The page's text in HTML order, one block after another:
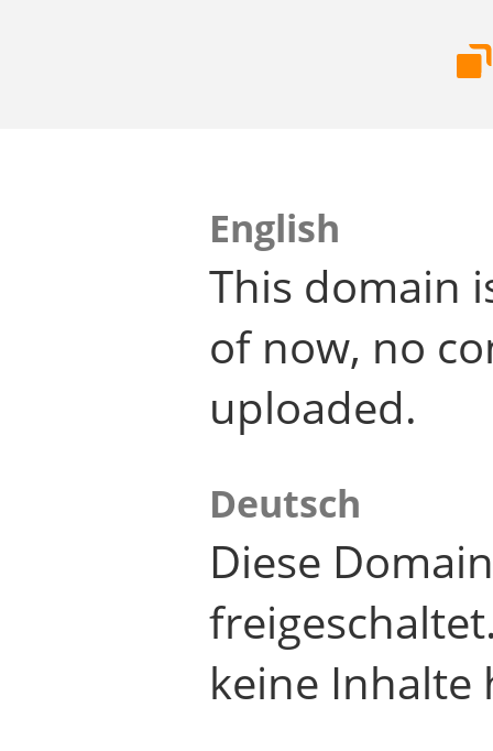
English
This domain
of now, no
uploaded.
Deutsch
Diese
keine Inhalte